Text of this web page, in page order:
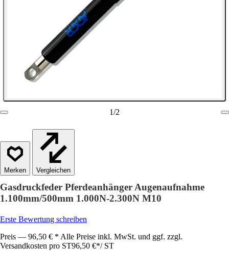
1/2
Vergleichen
Gasdruckfeder Pferdeanhänger Augenaufnahme
1.100mm/500mm 1.000N-2.300N M10
Erste Bewertung schreiben
Preis — 96,50 € * Alle Preise inkl. MwSt. und ggf. zzgl.
Versandkosten pro ST96,50 €*/ ST